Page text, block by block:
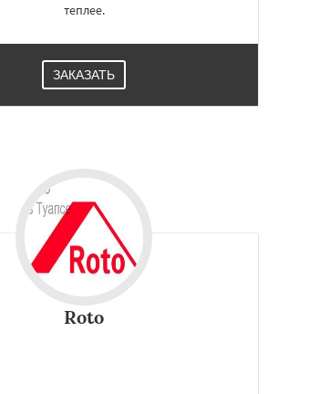
теплее.
ЗАКАЗАТЬ
Roto